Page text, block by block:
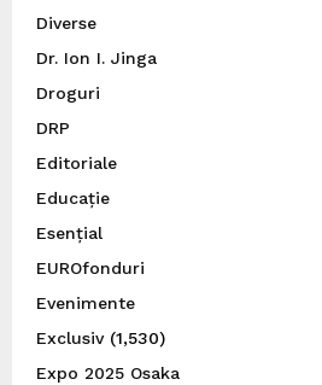
Diverse
Dr. Ion I. Jinga
Droguri
DRP
Editoriale
Educație
Esențial
EUROfonduri
Evenimente
Exclusiv(1,530)
Expo 2025 Osaka